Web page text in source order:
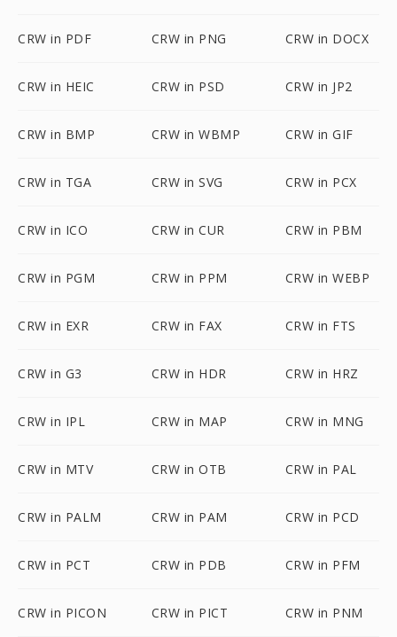
CRW in PDF CRW in PNG CRW in DOCX
CRW in HEIC CRW in PSD CRW in JP2
CRW in BMP CRW in WBMP CRW in GIF
CRW in TGA CRW in SVG CRW in PCX
CRW in ICO CRW in CUR CRW in PBM
CRW in PGM CRW in PPM CRW in WEBP
CRW in EXR CRW in FAX CRW in FTS
CRW in G3 CRW in HDR CRW in HRZ
CRW in IPL CRW in MAP CRW in MNG
CRW in MTV CRW in OTB CRW in PAL
CRW in PALM CRW in PAM CRW in PCD
CRW in PCT CRW in PDB CRW in PFM
CRW in PICON CRW in PICT CRW in PNM